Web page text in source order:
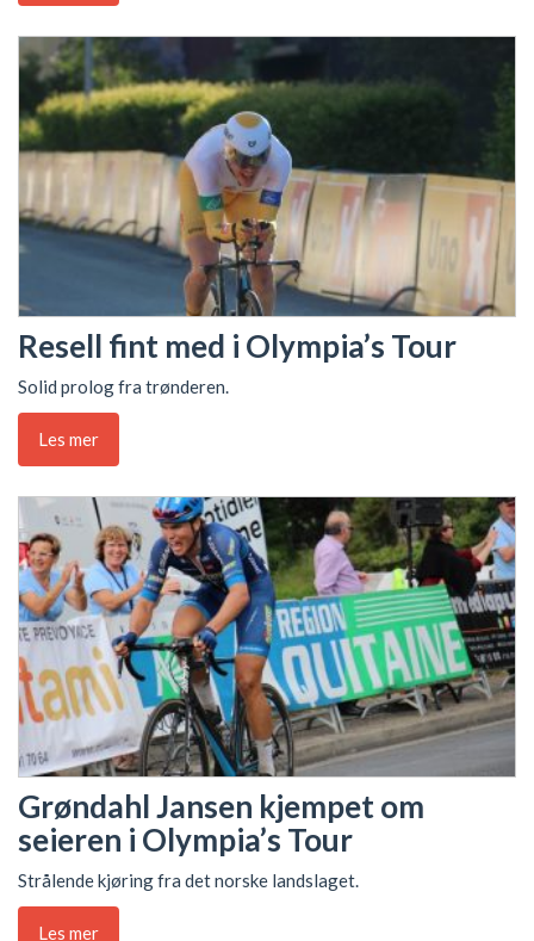
Resell fint med i Olympia’s Tour
Solid prolog fra trønderen.
Les mer
Grøndahl Jansen kjempet om
seieren i Olympia’s Tour
Strålende kjøring fra det norske landslaget.
Les mer